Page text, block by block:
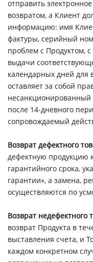
отправить
возвратом, а Клиент
информацию: имя
фактуры, серийный
проблем с Продуктом,
выдачи
календарных дней для
оставляет за собой
несанкционированный
после 14-дневного
сопровождаемый
Возврат дефектного
дефектную продукцию
гарантийного срока,
гарантии», а замена,
осуществляются по
Возврат недефектного
возврат Продукта в
выставления счета, и
каждом конкретном